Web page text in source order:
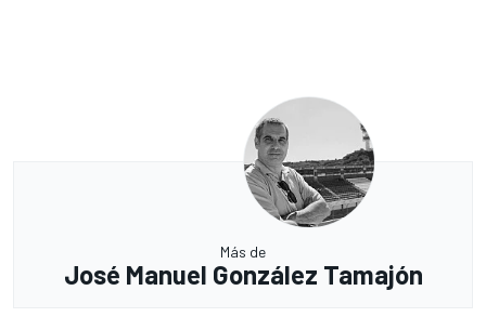
Más de
José Manuel González Tamajón